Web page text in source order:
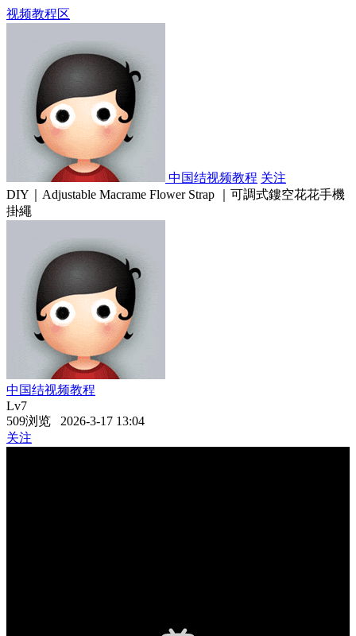
视频教程区
中国结视频教程 关注
DIY｜Adjustable Macrame Flower Strap ｜可調式鏤空花花手機
掛繩
中国结视频教程
Lv7
509浏览 2026-3-17 13:04
关注